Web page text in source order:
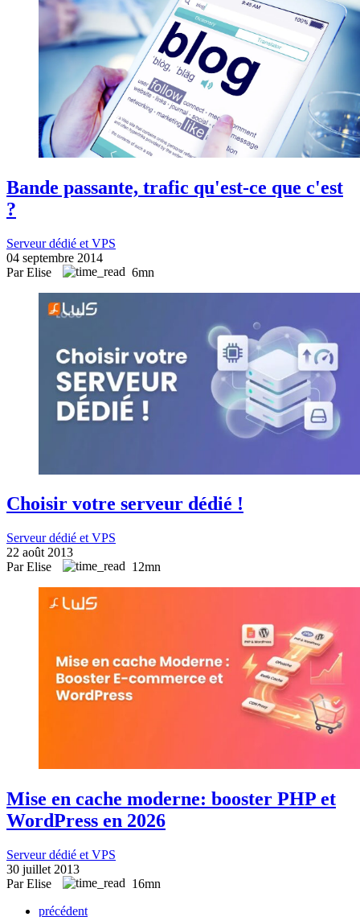
Bande passante, trafic qu'est-ce que c'est
?
Serveur dédié et VPS
04 septembre 2014
Par Elise
6mn
Choisir votre serveur dédié !
Serveur dédié et VPS
22 août 2013
Par Elise
12mn
Mise en cache moderne: booster PHP et
WordPress en 2026
Serveur dédié et VPS
30 juillet 2013
Par Elise
16mn
précédent